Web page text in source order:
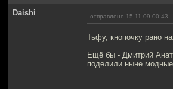
Daishi отправлено 15.11.09 00:43
Тьфу, кнопочку рано
Ещё бы - Дмитрий
поделили ныне